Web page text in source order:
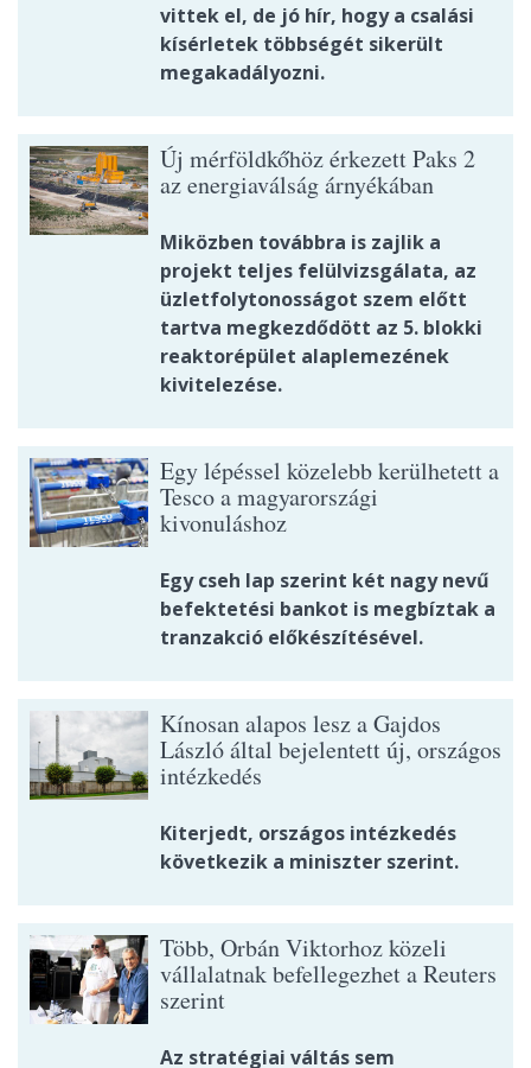
vittek el, de jó hír, hogy a csalási
kísérletek többségét sikerült
megakadályozni.
Új mérföldkőhöz érkezett Paks 2
az energiaválság árnyékában
Miközben továbbra is zajlik a
projekt teljes felülvizsgálata, az
üzletfolytonosságot szem előtt
tartva megkezdődött az 5. blokki
reaktorépület alaplemezének
kivitelezése.
Egy lépéssel közelebb kerülhetett a
Tesco a magyarországi
kivonuláshoz
Egy cseh lap szerint két nagy nevű
befektetési bankot is megbíztak a
tranzakció előkészítésével.
Kínosan alapos lesz a Gajdos
László által bejelentett új, országos
intézkedés
Kiterjedt, országos intézkedés
következik a miniszter szerint.
Több, Orbán Viktorhoz közeli
vállalatnak befellegezhet a Reuters
szerint
Az stratégiai váltás sem